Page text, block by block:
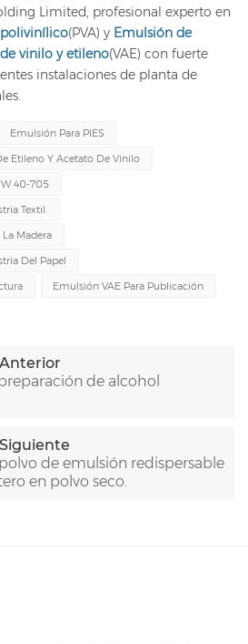
Limited, profesional experto en
(PVA) y Emulsión de
vinilo y etileno(VAE) con fuerte
instalaciones de planta de
Emulsión Para PIES
Etileno Y Acetato De Vinilo
40-705
Textil.
Madera
Del Papel
Emulsión VAE Para Publicación
de alcohol
de emulsión redispersable
en polvo seco.